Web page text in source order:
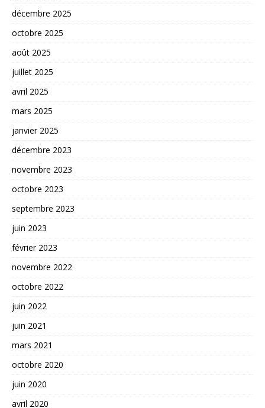
décembre 2025
octobre 2025
août 2025
juillet 2025
avril 2025
mars 2025
janvier 2025
décembre 2023
novembre 2023
octobre 2023
septembre 2023
juin 2023
février 2023
novembre 2022
octobre 2022
juin 2022
juin 2021
mars 2021
octobre 2020
juin 2020
avril 2020